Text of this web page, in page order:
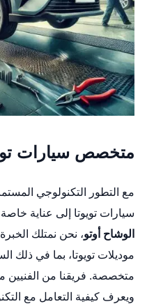
متخصص سيارات
مع التطور التكنولوجي
سيارات تويوتا إلى عناية
الوشاح أوتو، نحن نمتلك
موديلات تويوتا، بما في ذلك
متخصصة. فريقنا من
ويعرف كيفية التعامل مع